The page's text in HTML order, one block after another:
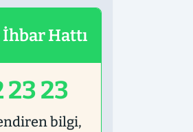
Hattı
23 23
bilgi,